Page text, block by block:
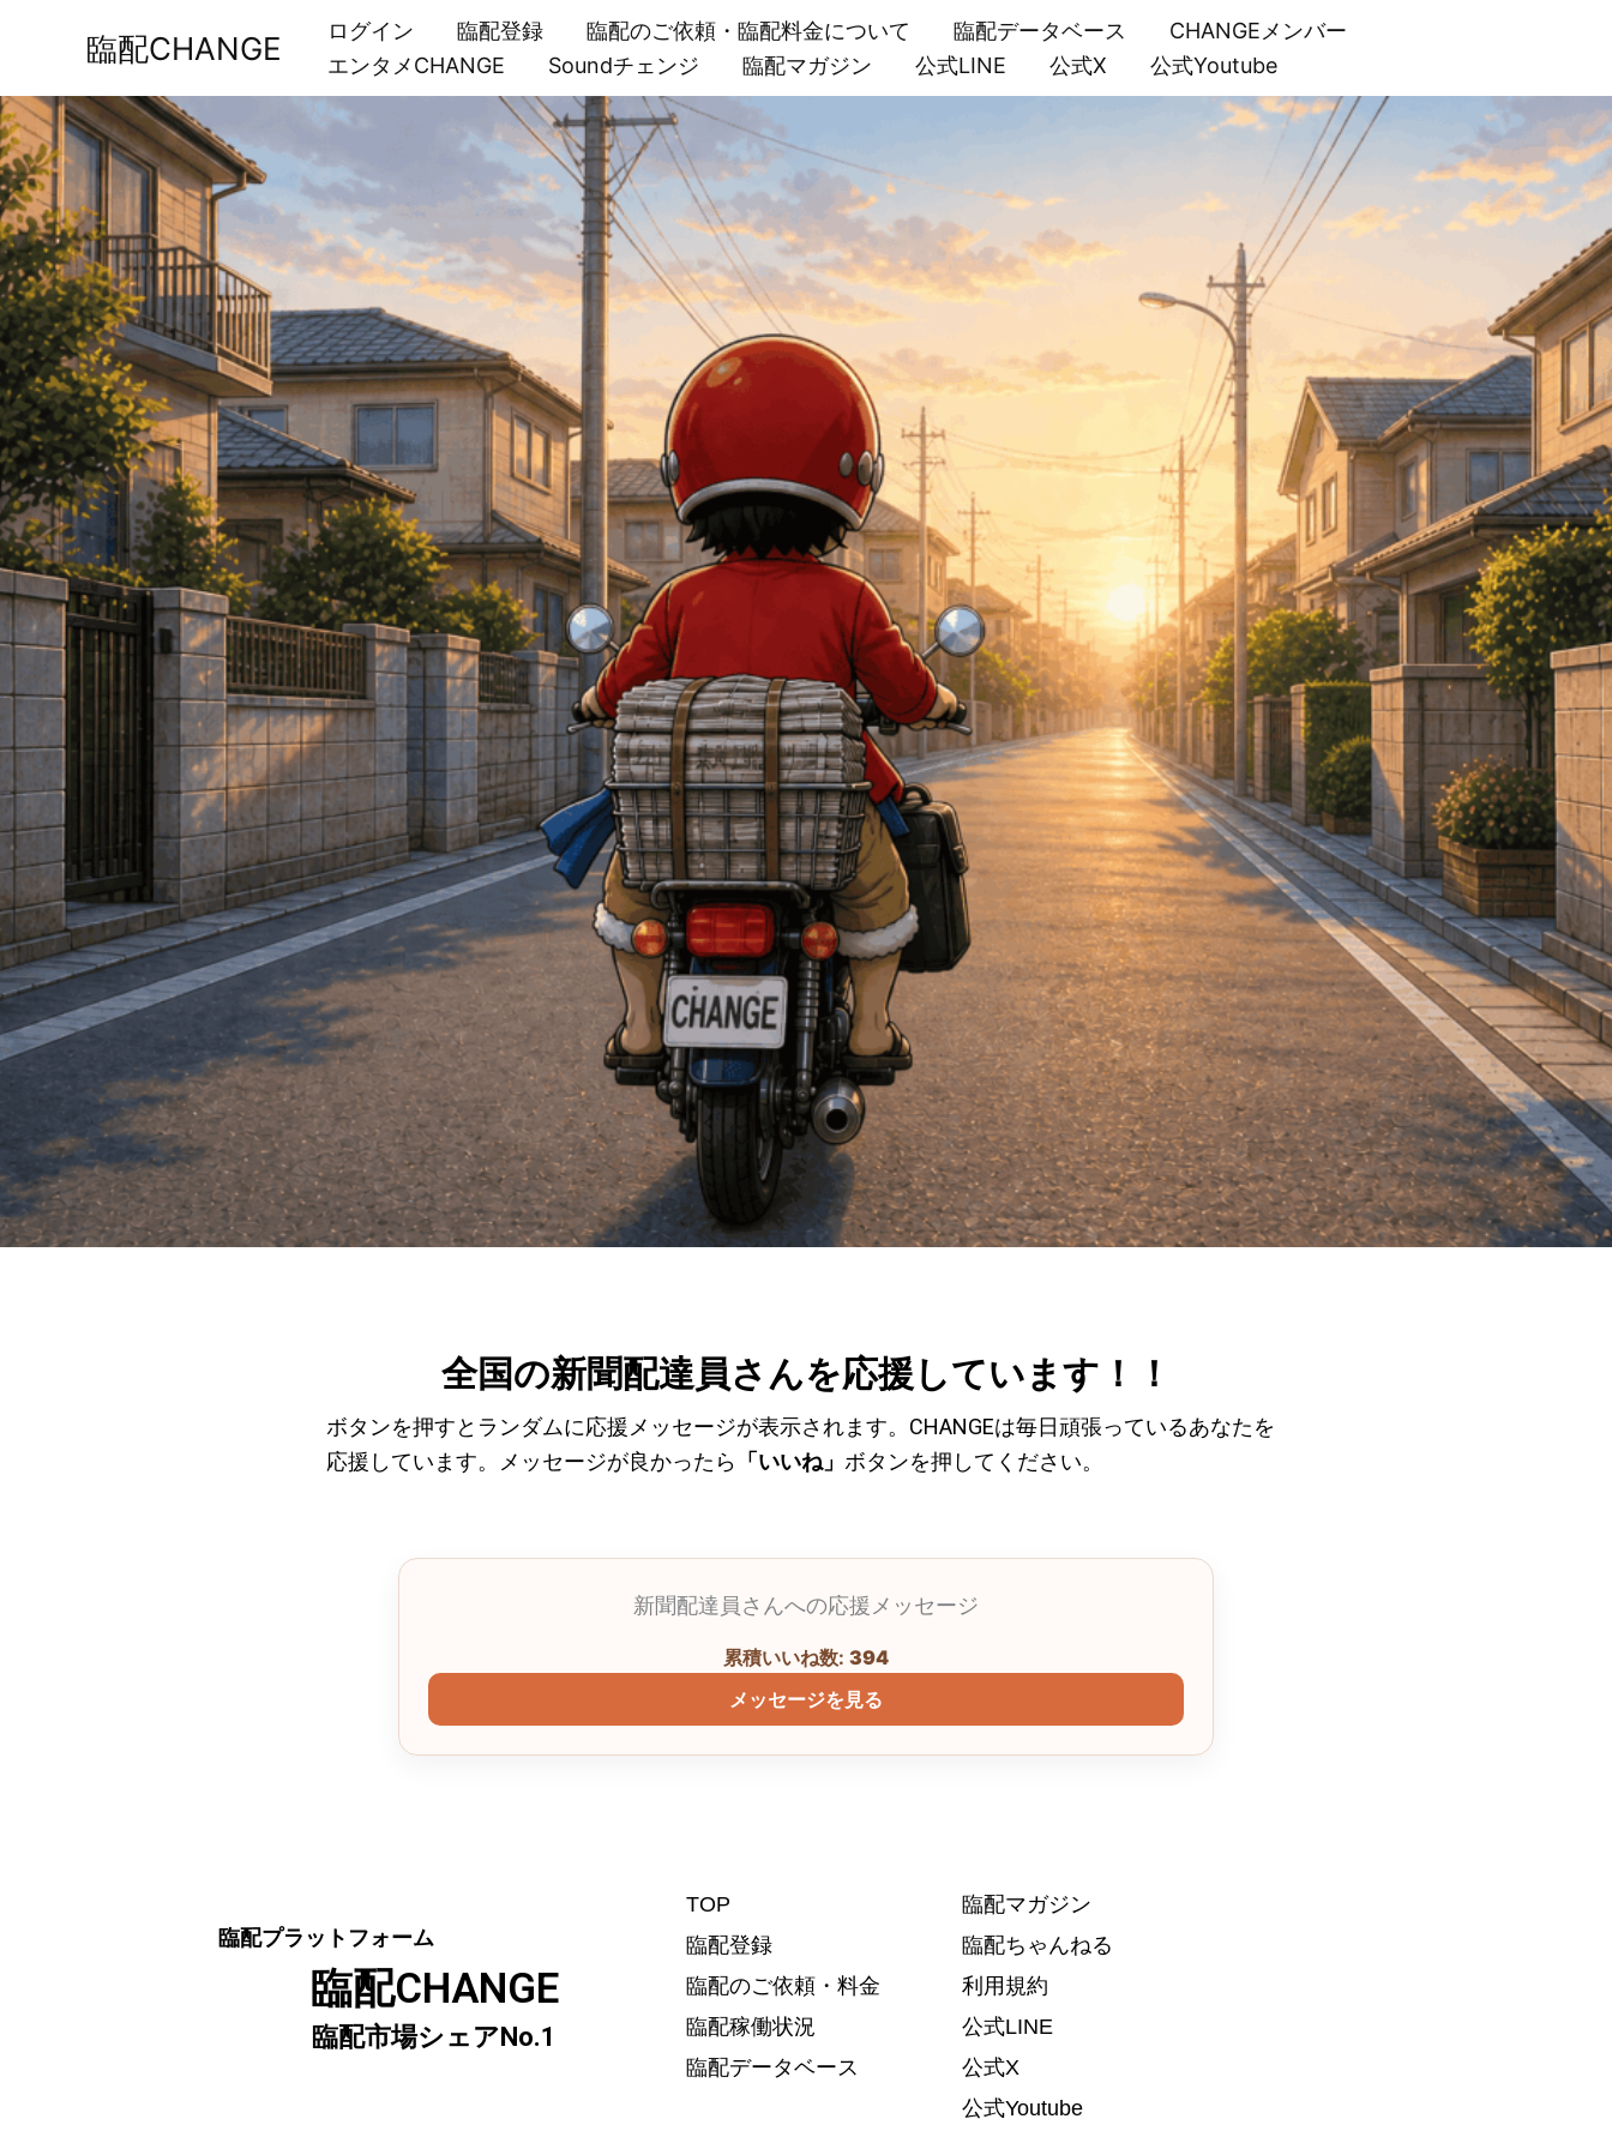
ス
キ
ッ
プ
臨配CHANGE ログイン 臨配登録 臨配のご依頼・臨配料金について 臨配データベース
CHANGEメンバー
エンタメCHANGE
Soundチェンジ 臨配マガジン 公式LINE 公式X 公式Youtube
全国の新聞配達員さんを応援しています！！
ボタンを押すとランダムに応援メッセージが表示されます。CHANGEは毎日頑張っているあなたを
応援しています。メッセージが良かったら 「いいね」 ボタンを押してください。
新聞配達員さんへの応援メッセージ
累積いいね数: 394
メッセージを見る
臨配プラットフォーム
臨配CHANGE
臨配市場シェアNo.1
TOP
臨配登録
臨配のご依頼・料金
臨配稼働状況
臨配データベース
臨配マガジン
臨配ちゃんねる
利用規約
公式LINE
公式X
公式Youtube